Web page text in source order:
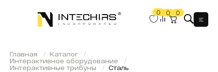
0 0 0
Главная
Каталог
Интерактивное оборудование
Интерактивные трибуны
Сталь